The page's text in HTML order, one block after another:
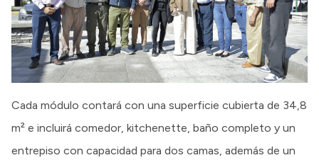
Cada módulo contará con una superficie cubierta de 34,8
m² e incluirá comedor, kitchenette, baño completo y un
entrepiso con capacidad para dos camas, además de un